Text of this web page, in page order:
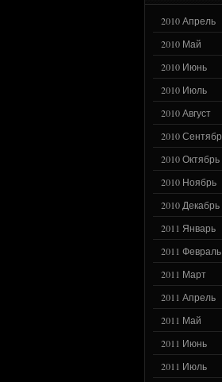
2010 Апрель
2010 Май
2010 Июнь
2010 Июль
2010 Август
2010
2010 Октябрь
2010 Ноябрь
2010 Декабрь
2011 Январь
2011 Февраль
2011 Март
2011 Апрель
2011 Май
2011 Июнь
2011 Июль